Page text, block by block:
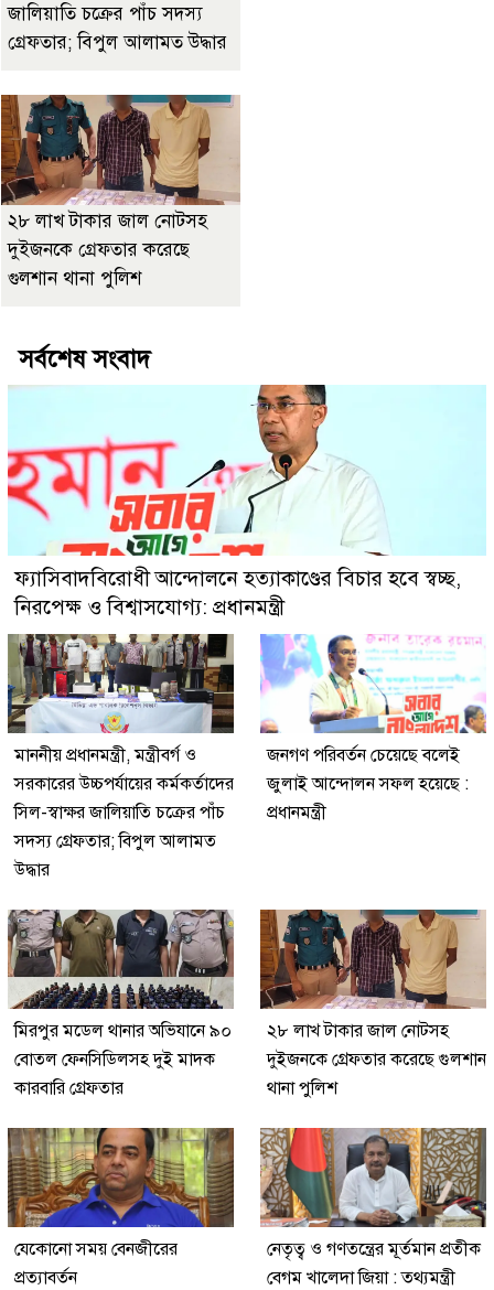
জালিয়াতি চক্রের পাঁচ সদস্য
গ্রেফতার; বিপুল আলামত উদ্ধার
২৮ লাখ টাকার জাল নোটসহ
দুইজনকে গ্রেফতার করেছে
গুলশান থানা পুলিশ
সর্বশেষ সংবাদ
ফ্যাসিবাদবিরোধী আন্দোলনে হত্যাকাণ্ডের বিচার হবে স্বচ্ছ,
নিরপেক্ষ ও বিশ্বাসযোগ্য: প্রধানমন্ত্রী
মাননীয় প্রধানমন্ত্রী, মন্ত্রীবর্গ ও
সরকারের উচ্চপর্যায়ের কর্মকর্তাদের
সিল-স্বাক্ষর জালিয়াতি চক্রের পাঁচ
সদস্য গ্রেফতার; বিপুল আলামত
উদ্ধার
জনগণ পরিবর্তন চেয়েছে বলেই
জুলাই আন্দোলন সফল হয়েছে :
প্রধানমন্ত্রী
মিরপুর মডেল থানার অভিযানে ৯০
বোতল ফেনসিডিলসহ দুই মাদক
কারবারি গ্রেফতার
২৮ লাখ টাকার জাল নোটসহ
দুইজনকে গ্রেফতার করেছে গুলশান
থানা পুলিশ
যেকোনো সময় বেনজীরের
প্রত্যাবর্তন
নেতৃত্ব ও গণতন্ত্রের মূর্তমান প্রতীক
বেগম খালেদা জিয়া : তথ্যমন্ত্রী